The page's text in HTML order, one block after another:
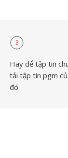
3
Hãy để tập tin
tải tập tin pgm
đó